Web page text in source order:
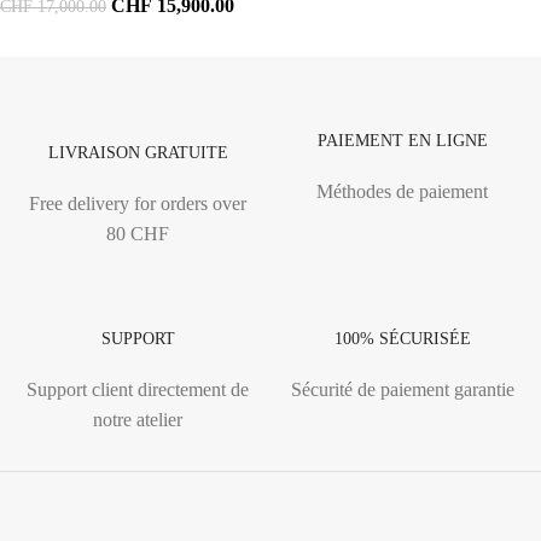
CHF17,000.00 CHF 15,900.00
LIVRAISON GRATUITE
Free delivery for orders over
80 CHF
PAIEMENT EN LIGNE
Méthodes de paiement
SUPPORT
Support client directement de
notre atelier
100% SÉCURISÉE
Sécurité de paiement garantie